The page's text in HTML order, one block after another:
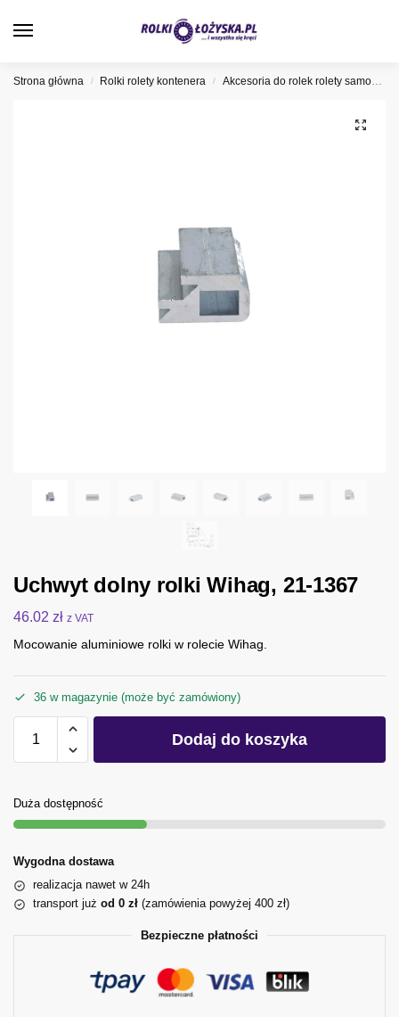
Strona główna / Rolki rolety kontenera / Akcesoria do rolek rolety samochodowej
Uchwyt dolny rolki Wihag, 21-1367
46.02 zł z VAT
Mocowanie aluminiowe rolki w rolecie Wihag.
36 w magazynie (może być zamówiony)
Dodaj do koszyka
Duża dostępność
Wygodna dostawa
realizacja nawet w 24h
transport już od 0 zł (zamówienia powyżej 400 zł)
Bezpieczne płatności